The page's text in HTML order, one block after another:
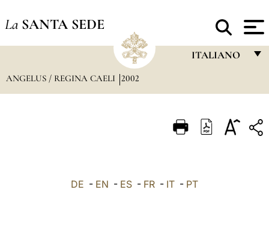
La SANTA SEDE
ITALIANO
ITALIANO
ANGELUS / REGINA CAELI 2002
DE - EN - ES - FR - IT - PT